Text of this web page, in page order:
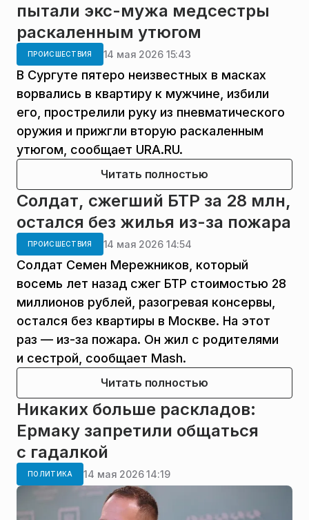
пытали экс-мужа медсестры
раскаленным утюгом
ПРОИСШЕСТВИЯ 14 мая 2026 15:43
В Сургуте пятеро неизвестных в масках
ворвались в квартиру к мужчине, избили
его, прострелили руку из пневматического
оружия и прижгли вторую раскаленным
утюгом, сообщает URA.RU.
Читать полностью
Солдат, сжегший БТР за 28 млн,
остался без жилья из-за пожара
ПРОИСШЕСТВИЯ 14 мая 2026 14:54
Солдат Семен Мережников, который
восемь лет назад сжег БТР стоимостью 28
миллионов рублей, разогревая консервы,
остался без квартиры в Москве. На этот
раз — из-за пожара. Он жил с родителями
и сестрой, сообщает Mash.
Читать полностью
Никаких больше раскладов:
Ермаку запретили общаться
с гадалкой
ПОЛИТИКА 14 мая 2026 14:19